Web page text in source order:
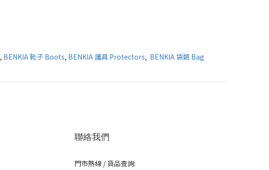
, BENKIA 靴子 Boots, BENKIA 護具 Protectors, BENKIA 袋類 Bag
聯絡我們
門市熱線 / 貨品查詢: